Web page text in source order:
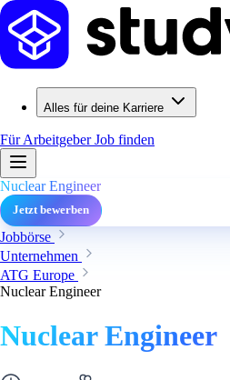
Alles für deine Karriere
Für ArbeitgeberJob finden
Nuclear Engineer
Jetzt bewerben
Jobbörse
Unternehmen
ATG Europe
Nuclear Engineer
Nuclear Engineer